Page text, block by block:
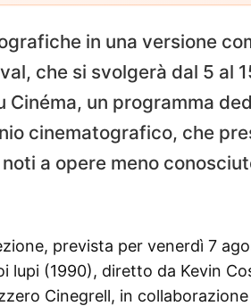
in una versione
che si svolgerà dal 5 al
un programma
cinematografico, che
a opere meno
prevista per venerdì 7
lupi (1990), diretto da Kevin
Cinegrell, in